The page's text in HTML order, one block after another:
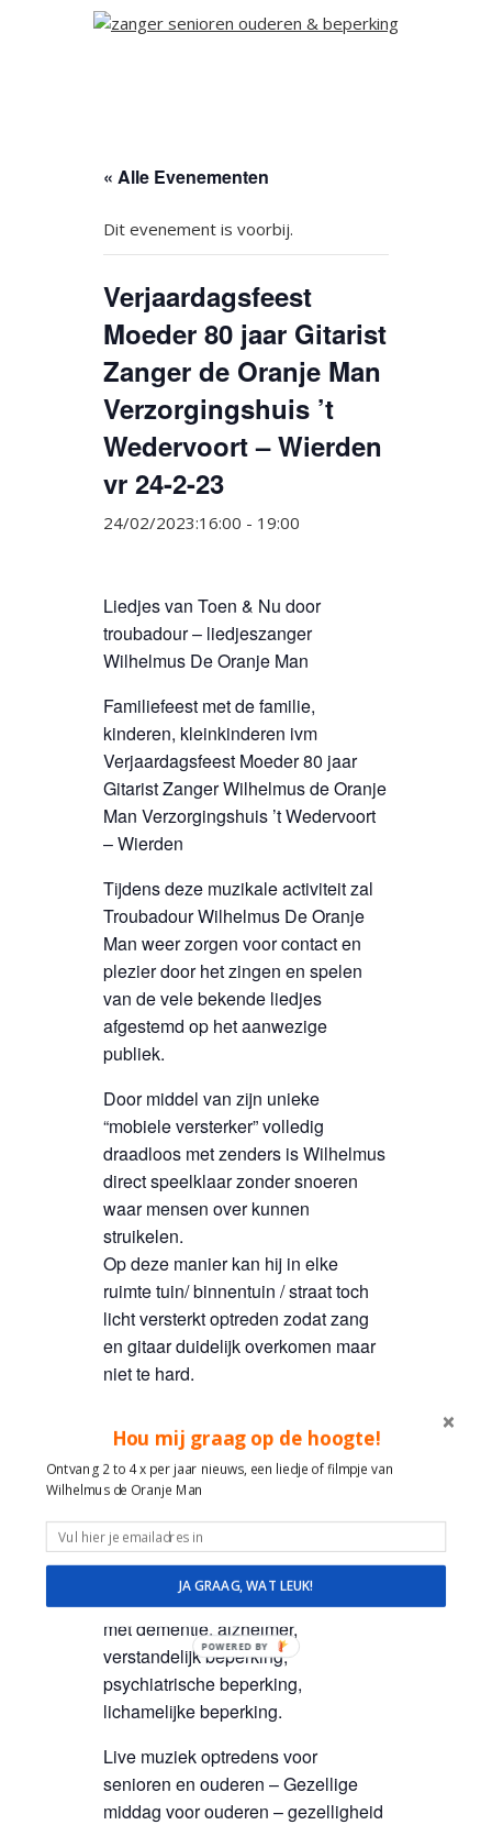
« Alle Evenementen
Dit evenement is voorbij.
Verjaardagsfeest
Moeder 80 jaar Gitarist
Zanger de Oranje Man
Verzorgingshuis ’t
Wedervoort – Wierden
vr 24-2-23
24/02/2023:16:00 - 19:00
Liedjes van Toen & Nu door
troubadour – liedjeszanger
Wilhelmus De Oranje Man
Familiefeest met de familie,
kinderen, kleinkinderen ivm
Verjaardagsfeest Moeder 80 jaar
Gitarist Zanger Wilhelmus de Oranje
Man Verzorgingshuis ’t Wedervoort
– Wierden
Tijdens deze muzikale activiteit zal
Troubadour Wilhelmus De Oranje
Man weer zorgen voor contact en
plezier door het zingen en spelen
van de vele bekende liedjes
afgestemd op het aanwezige
publiek.
Door middel van zijn unieke
“mobiele versterker” volledig
draadloos met zenders is Wilhelmus
direct speelklaar zonder snoeren
waar mensen over kunnen
struikelen.
Op deze manier kan hij in elke
ruimte tuin/ binnentuin / straat toch
licht versterkt optreden zodat zang
en gitaar duidelijk overkomen maar
niet te hard.
Wilhelmus de Oranje Man
Muzikale reis door de tijd en feest
van herkenning met Hollandse
liedjes van Toen en nu!
Veel ervaring, plezier, ruimte en
geduld in de omgang met mensen
met dementie, alzheimer,
verstandelijk beperking,
psychiatrische beperking,
lichamelijke beperking.
Live muziek optredens voor
senioren en ouderen – Gezellige
middag voor ouderen – gezelligheid
Hou mij graag op de hoogte!
Ontvang 2 to 4 x per jaar nieuws, een liedje of filmpje van
Wilhelmus de Oranje Man
JA GRAAG, WAT LEUK!
POWERED BY